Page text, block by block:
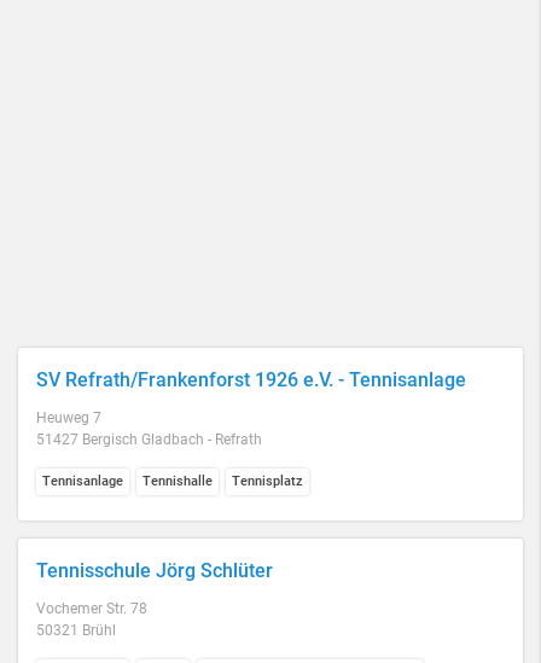
SV Refrath/Frankenforst 1926 e.V. - Tennisanlage
Heuweg 7
51427 Bergisch Gladbach - Refrath
Tennisanlage Tennishalle Tennisplatz
Tennisschule Jörg Schlüter
Vochemer Str. 78
50321 Brühl